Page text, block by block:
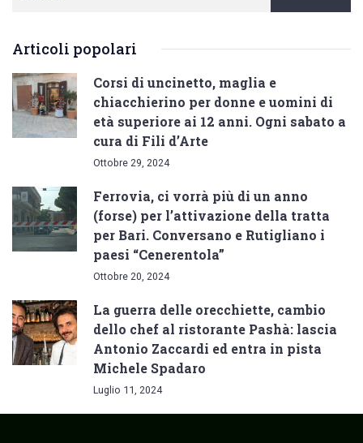
Articoli popolari
Corsi di uncinetto, maglia e
chiacchierino per donne e uomini di
età superiore ai 12 anni. Ogni sabato a
cura di Fili d’Arte
Ottobre 29, 2024
Ferrovia, ci vorrà più di un anno
(forse) per l’attivazione della tratta
per Bari. Conversano e Rutigliano i
paesi “Cenerentola”
Ottobre 20, 2024
La guerra delle orecchiette, cambio
dello chef al ristorante Pashà: lascia
Antonio Zaccardi ed entra in pista
Michele Spadaro
Luglio 11, 2024